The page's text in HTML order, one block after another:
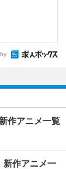
作アニメ一覧
新作アニメ一